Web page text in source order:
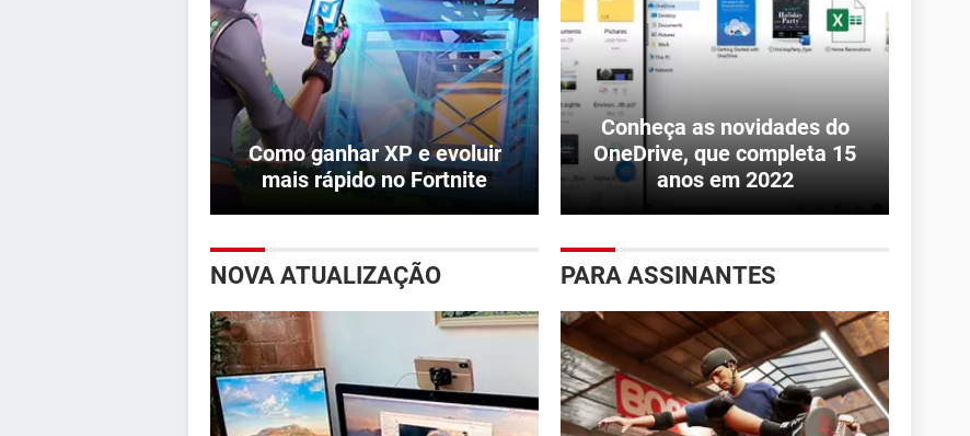
Como ganhar XP e evoluir
mais rápido no Fortnite
Conheça as novidades do
OneDrive, que completa 15
anos em 2022
NOVA ATUALIZAÇÃO PARA ASSINANTES